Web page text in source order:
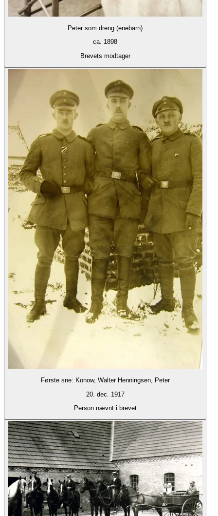
Peter som dreng (enebarn)
ca. 1898
Brevets modtager
Første sne: Konow, Walter Henningsen, Peter
20. dec. 1917
Person nævnt i brevet